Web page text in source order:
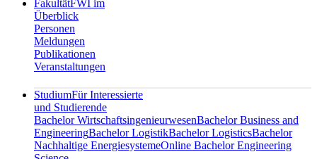
FakultätFWI im
Überblick
Personen
Meldungen
Publikationen
Veranstaltungen
StudiumFür Interessierte
und Studierende
Bachelor WirtschaftsingenieurwesenBachelor Business and
EngineeringBachelor LogistikBachelor LogisticsBachelor
Nachhaltige EnergiesystemeOnline Bachelor Engineering